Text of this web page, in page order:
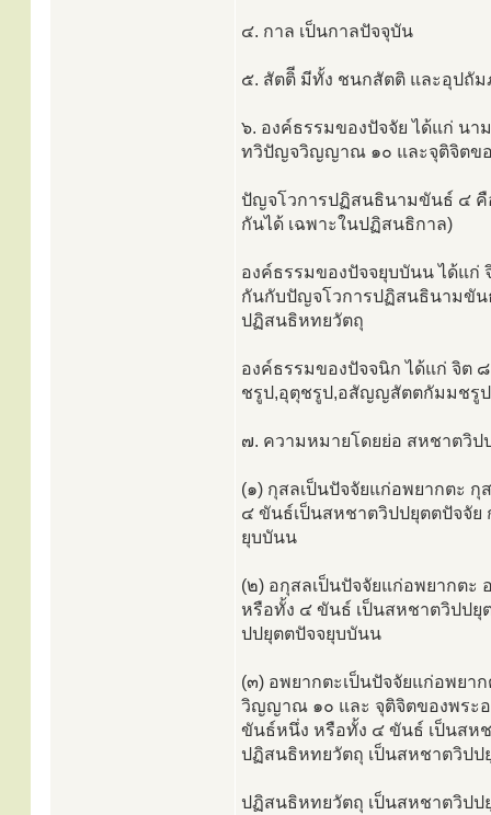
๔. กาล เป็นกาลปัจจุบัน
๕. สัตติี มีทั้ง ชนกสัตติ และอุปถั
๖. องค์ธรรมของปัจจัย ได้แก่ น
ทวิปัญจวิญญาณ ๑๐ และจุติจิตขอ
ปัญจโวการปฏิสนธินามขันธ์ ๔ คื
กันได้ เฉพาะในปฏิสนธิกาล)
องค์ธรรมของปัจจยุบบันน ได้แ
กันกับปัญจโวการปฏิสนธินามขั
ปฏิสนธิหทยวัตถุ
องค์ธรรมของปัจจนิก ได้แก่ จิต
ชรูป,อุตุชรูป,อสัญญสัตตกัมมชรู
๗. ความหมายโดยย่อ สหชาตวิป
(๑) กุสลเป็นปัจจัยแก่อพยากตะ
๔ ขันธ์เป็นสหชาตวิปปยุตตปัจจั
ยุบบันน
(๒) อกุสลเป็นปัจจัยแก่อพยากต
หรือทั้ง ๔ ขันธ์ เป็นสหชาตวิปป
ปปยุตตปัจจยุบบันน
(๓) อพยากตะเป็นปัจจัยแก่อพยา
วิญญาณ ๑๐ และ จุติจิตของพระ
ขันธ์หนึ่ง หรือทั้ง ๔ ขันธ์ เป็นสห
ปฏิสนธิหทยวัตถุ เป็นสหชาตวิปป
ปฏิสนธิหทยวัตถุ เป็นสหชาตวิป